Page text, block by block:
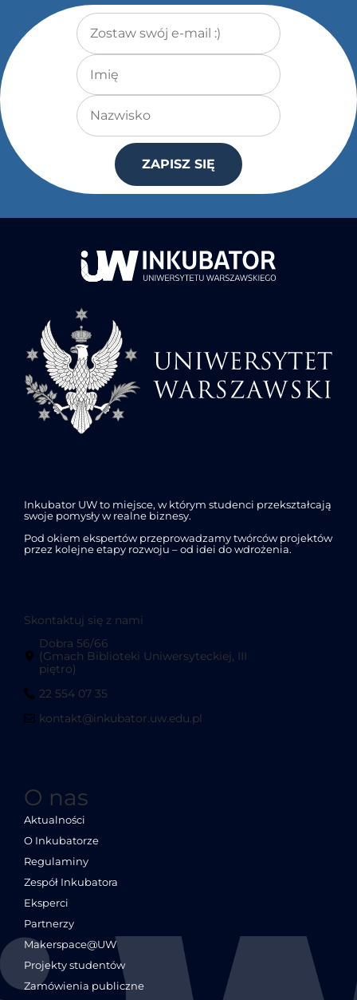
Adres e-mail*
Imię
Nazwisko
ZAPISZ SIĘ
Inkubator UW to miejsce, w którym studenci przekształcają
swoje pomysły w realne biznesy.
Pod okiem ekspertów przeprowadzamy twórców projektów
przez kolejne etapy rozwoju – od idei do wdrożenia.
Skontaktuj się z nami
Dobra 56/66
(Gmach Biblioteki Uniwersyteckiej, III
piętro)
22 554 07 35
kontakt@inkubator.uw.edu.pl
O nas
Aktualności
O Inkubatorze
Regulaminy
Zespół Inkubatora
Eksperci
Partnerzy
Makerspace@UW
Projekty studentów
Zamówienia publiczne